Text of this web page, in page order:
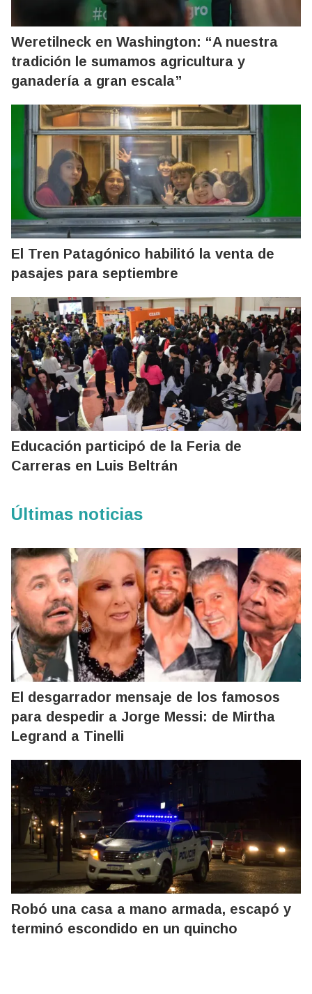
Weretilneck en Washington: “A nuestra
tradición le sumamos agricultura y
ganadería a gran escala”
El Tren Patagónico habilitó la venta de
pasajes para septiembre
Educación participó de la Feria de
Carreras en Luis Beltrán
Últimas noticias
El desgarrador mensaje de los famosos
para despedir a Jorge Messi: de Mirtha
Legrand a Tinelli
Robó una casa a mano armada, escapó y
terminó escondido en un quincho